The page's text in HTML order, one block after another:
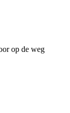
op de weg